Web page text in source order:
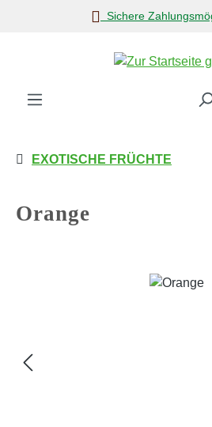
Zum Hauptinhalt springen
Sichere
EXOTISCHE FRÜCHTE
Orange
Bildergalerie überspringen